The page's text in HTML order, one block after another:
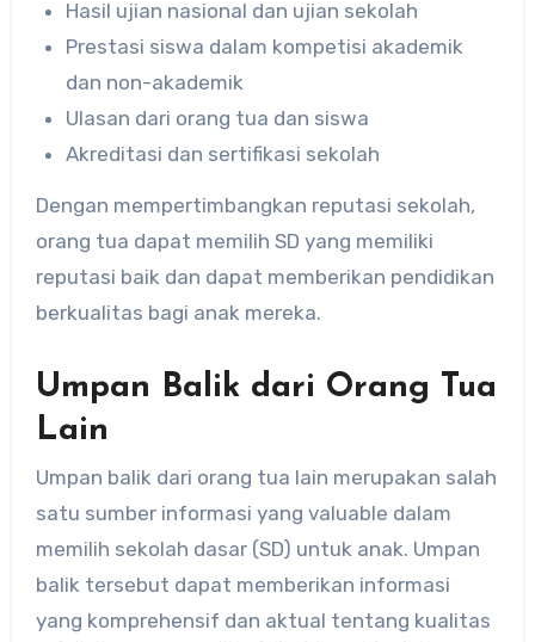
Hasil ujian nasional dan ujian sekolah
Prestasi siswa dalam kompetisi akademik
dan non-akademik
Ulasan dari orang tua dan siswa
Akreditasi dan sertifikasi sekolah
Dengan mempertimbangkan reputasi sekolah,
orang tua dapat memilih SD yang memiliki
reputasi baik dan dapat memberikan pendidikan
berkualitas bagi anak mereka.
Umpan Balik dari Orang Tua
Lain
Umpan balik dari orang tua lain merupakan salah
satu sumber informasi yang valuable dalam
memilih sekolah dasar (SD) untuk anak. Umpan
balik tersebut dapat memberikan informasi
yang komprehensif dan aktual tentang kualitas